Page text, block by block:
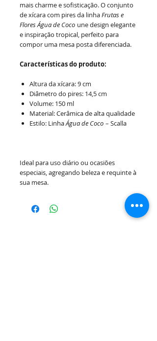
mais charme e sofisticação. O conjunto
de xícara com pires da linhaFrutas e
Flores Água de Coco une design elegante
e inspiração tropical, perfeito para
compor uma mesa posta diferenciada.
Características do produto:
Altura da xícara: 9 cm
Diâmetro do pires: 14,5 cm
Volume: 150 ml
Material: Cerâmica de alta qualidade
Estilo: LinhaÁgua de Coco – Scalla
Ideal para uso diário ou ocasiões
especiais, agregando beleza e requinte à
sua mesa.